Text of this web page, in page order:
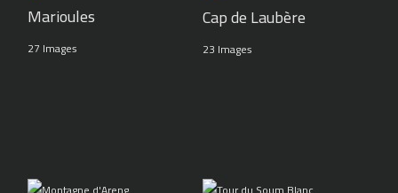
Marioules
27 Images
Cap de Laubère
23 Images